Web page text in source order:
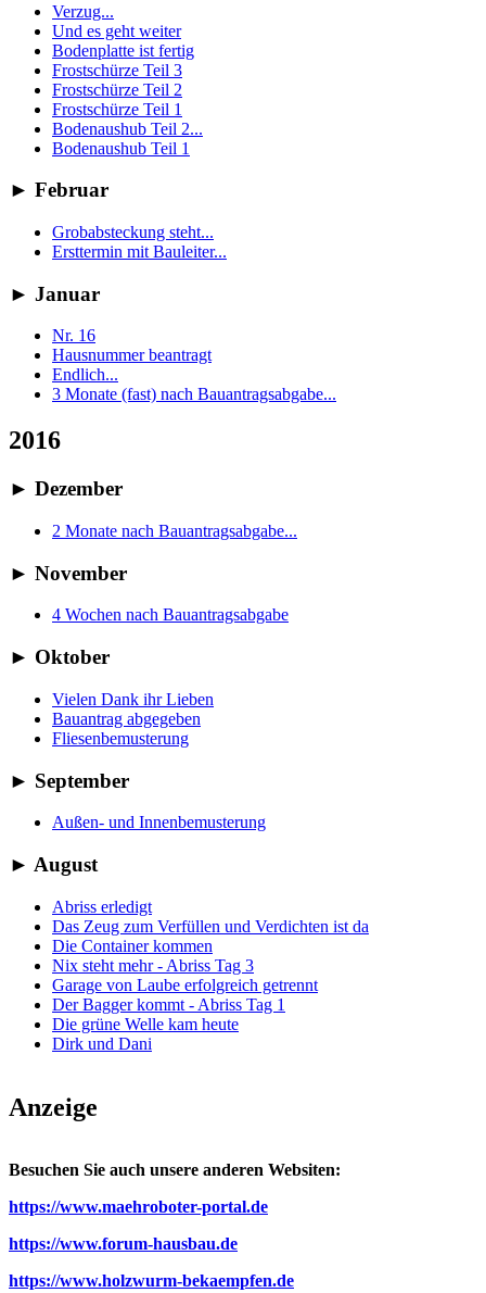
Verzug...
Und es geht weiter
Bodenplatte ist fertig
Frostschürze Teil 3
Frostschürze Teil 2
Frostschürze Teil 1
Bodenaushub Teil 2...
Bodenaushub Teil 1
► Februar
Grobabsteckung steht...
Ersttermin mit Bauleiter...
► Januar
Nr. 16
Hausnummer beantragt
Endlich...
3 Monate (fast) nach Bauantragsabgabe...
2016
► Dezember
2 Monate nach Bauantragsabgabe...
► November
4 Wochen nach Bauantragsabgabe
► Oktober
Vielen Dank ihr Lieben
Bauantrag abgegeben
Fliesenbemusterung
► September
Außen- und Innenbemusterung
► August
Abriss erledigt
Das Zeug zum Verfüllen und Verdichten ist da
Die Container kommen
Nix steht mehr - Abriss Tag 3
Garage von Laube erfolgreich getrennt
Der Bagger kommt - Abriss Tag 1
Die grüne Welle kam heute
Dirk und Dani
Anzeige
Besuchen Sie auch unsere anderen Websiten:
https://www.maehroboter-portal.de
https://www.forum-hausbau.de
https://www.holzwurm-bekaempfen.de